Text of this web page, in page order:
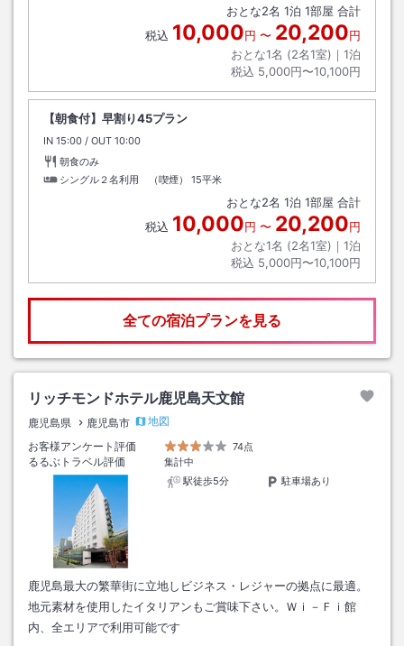
おとな2名 1泊 1部屋 合計
税込 10,000円 〜 20,200円
おとな1名 (2名1室)｜ 1泊
税込 5,000円〜10,100円
【朝食付】早割り45プラン
IN チェックイン
15:00 / OUT チェックアウト
10:00
朝食のみ
シングル２名利用 （喫煙）
15平米
おとな2名 1泊 1部屋 合計
税込 10,000円 〜 20,200円
おとな1名 (2名1室)｜ 1泊
税込 5,000円〜10,100円
全ての宿泊プランを見る
リッチモンドホテル鹿児島天文館
鹿児島県 鹿児島市
地図
お客様アンケート評価
74点
るるぶトラベル評価
集計中
駅徒歩5分
駐車場あり
鹿児島最大の繁華街に立地しビジネス・レジャーの拠点に最適。
地元素材を使用したイタリアンもご賞味下さい。Ｗｉ－Ｆｉ館
内、全エリアで利用可能です